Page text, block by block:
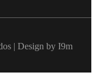
| Design by I9m